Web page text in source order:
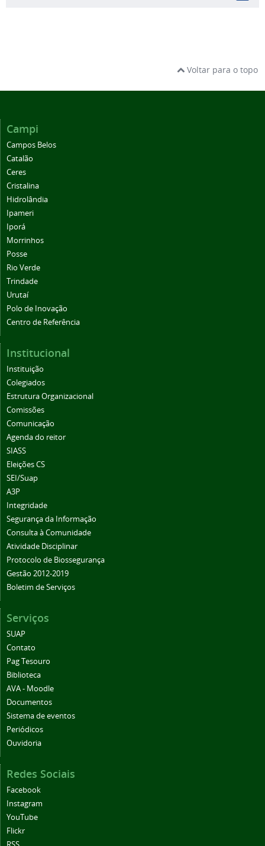
Campos Belos
Catalão
Ceres
Cristalina
Hidrolândia
Ipameri
Iporá
Morrinhos
Posse
Rio Verde
Trindade
Urutaí
Polo de Inovação
Centro de Referência
Instituição
Colegiados
Estrutura Organizacional
Comissões
Comunicação
Agenda do reitor
SIASS
Eleições CS
SEI/Suap
A3P
Integridade
Segurança da Informação
Consulta à Comunidade
Atividade Disciplinar
Protocolo de Biossegurança
Gestão 2012-2019
Boletim de Serviços
SUAP
Contato
Pag Tesouro
Biblioteca
AVA - Moodle
Documentos
Sistema de eventos
Periódicos
Ouvidoria
Facebook
Instagram
YouTube
Flickr
RSS